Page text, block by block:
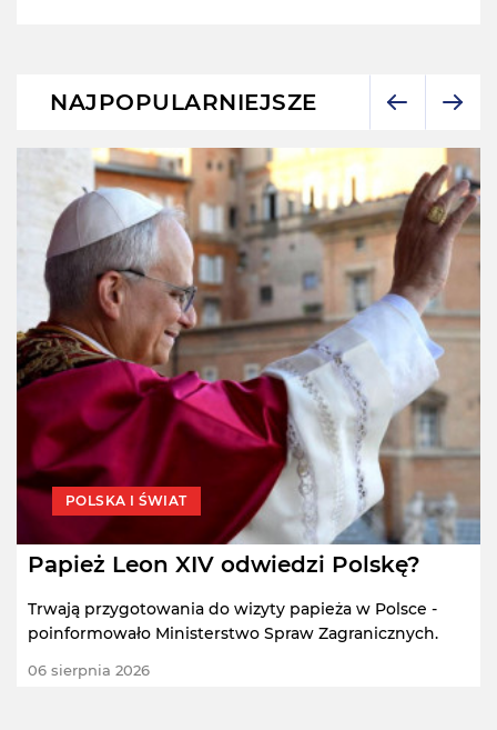
NAJPOPULARNIEJSZE
POLSKA I ŚWIAT
Papież Leon XIV odwiedzi Polskę?
Trwają przygotowania do wizyty papieża w Polsce -
poinformowało Ministerstwo Spraw Zagranicznych.
06 sierpnia 2026